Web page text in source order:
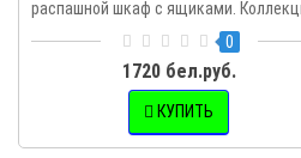
распашной шкаф с ящиками.
0
1720 бел.руб.
КУПИТЬ